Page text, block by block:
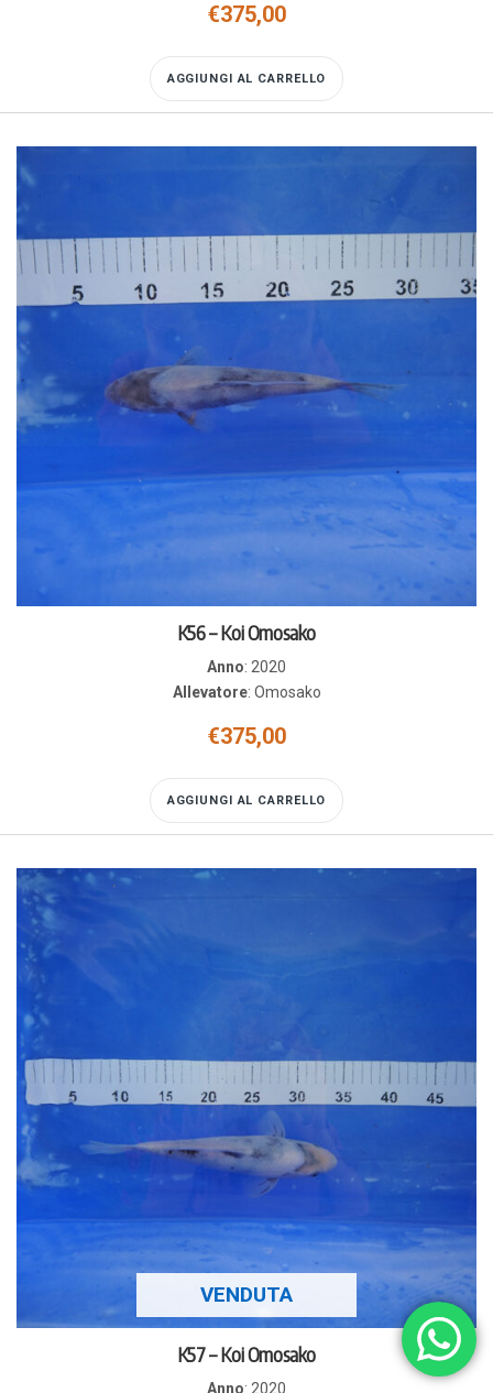
€375,00
AGGIUNGI AL CARRELLO
K56 – Koi Omosako
Anno: 2020
Allevatore: Omosako
€375,00
AGGIUNGI AL CARRELLO
VENDUTA
K57 – Koi Omosako
Anno: 2020